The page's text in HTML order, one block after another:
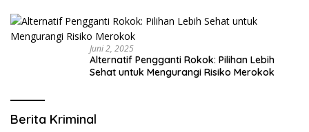
Juni 2, 2025
Alternatif Pengganti Rokok: Pilihan Lebih
Sehat untuk Mengurangi Risiko Merokok
Berita Kriminal